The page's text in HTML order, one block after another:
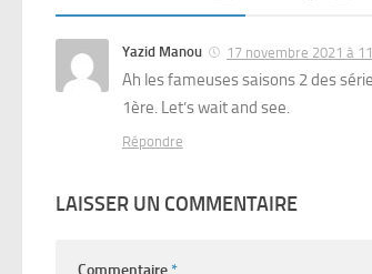
Yazid Manou 17 novembre 2021 à
Ah les fameuses saisons 2 des
1ère. Let’s wait and see.
Répondre
LAISSER UN COMMENTAIRE
Commentaire*